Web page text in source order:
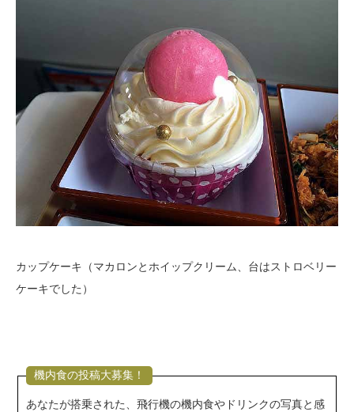
カップケーキ（マカロンとホイップクリーム、台はストロベリー
ケーキでした）
機内食の投稿大募集！
あなたが搭乗された、飛行機の機内食やドリンクの写真と感